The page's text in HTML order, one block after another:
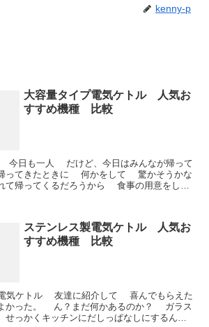
kenny-p
大容量タイプ電気ケトル 人気お
すすめ機種 比較
日も一人 だけど、今日はみんなが帰って
帰ってくるだろうから 食事の用意をして
ステンレス製電気ケトル 人気お
すすめ機種 比較
っかくキッチンにだしっぱなしにするんだ